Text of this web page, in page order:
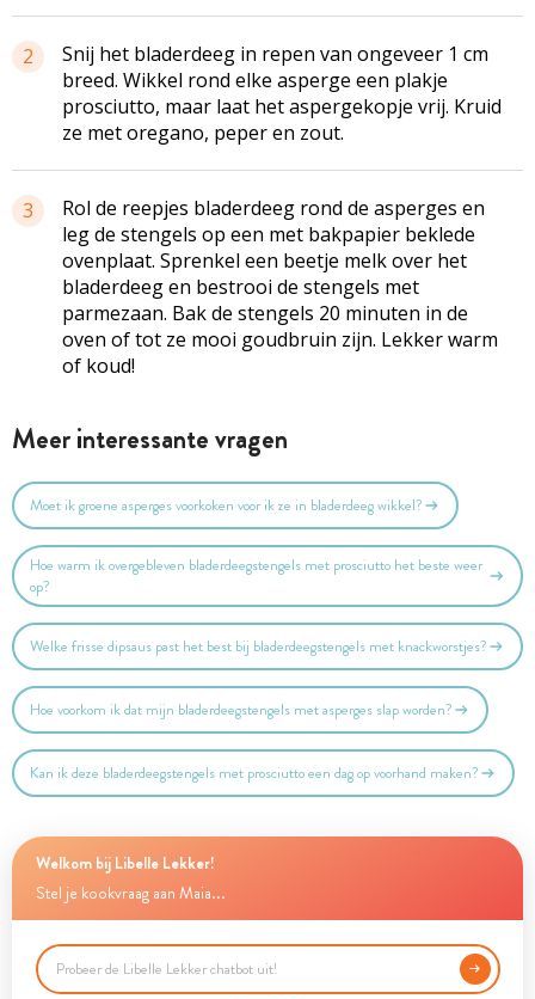
2
Snij het bladerdeeg in repen van ongeveer 1 cm
breed. Wikkel rond elke asperge een plakje
prosciutto, maar laat het aspergekopje vrij. Kruid
ze met oregano, peper en zout.
3
Rol de reepjes bladerdeeg rond de asperges en
leg de stengels op een met bakpapier beklede
ovenplaat. Sprenkel een beetje melk over het
bladerdeeg en bestrooi de stengels met
parmezaan. Bak de stengels 20 minuten in de
oven of tot ze mooi goudbruin zijn. Lekker warm
of koud!
Meer interessante vragen
Moet ik groene asperges voorkoken voor ik ze in bladerdeeg wikkel?
Hoe warm ik overgebleven bladerdeegstengels met prosciutto het beste weer
op?
Welke frisse dipsaus past het best bij bladerdeegstengels met knackworstjes?
Hoe voorkom ik dat mijn bladerdeegstengels met asperges slap worden?
Kan ik deze bladerdeegstengels met prosciutto een dag op voorhand maken?
Welkom bij Libelle Lekker!
Stel je kookvraag aan Maia...